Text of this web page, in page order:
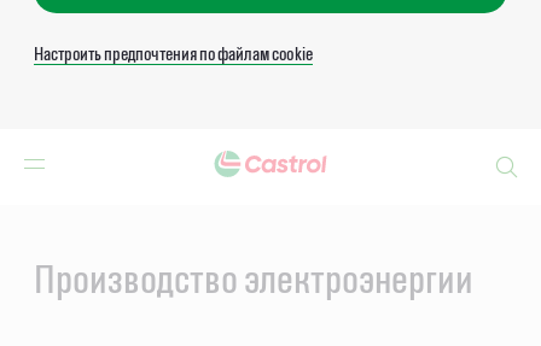
Настроить предпочтения по файлам cookie
Производство электроэнергии